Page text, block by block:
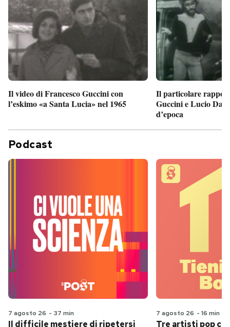
Il video di Francesco Guccini con
l’eskimo «a Santa Lucia» nel 1965
Il particolare
Guccini e Lucio
d’epoca
Podcast
7 agosto 26 - 37 min
Il difficile mestiere di ripetersi
7 agosto 26 - 16 min
Tre artisti pop